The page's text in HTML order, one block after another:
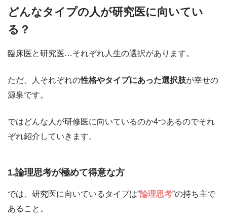
どんなタイプの人が研究医に向いてい
る？
臨床医と研究医…それぞれ人生の選択があります。
ただ、人それぞれの性格やタイプにあった選択肢が幸せの
源泉です。
ではどんな人が研修医に向いているのか4つあるのでそれ
ぞれ紹介していきます。
1.論理思考が極めて得意な方
では、研究医に向いているタイプは”論理思考”の持ち主で
あること。